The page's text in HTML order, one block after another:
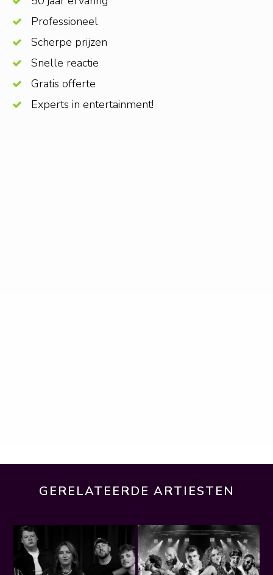
Professioneel
Scherpe prijzen
Snelle reactie
Gratis offerte
Experts in entertainment!
GERELATEERDE ARTIESTEN